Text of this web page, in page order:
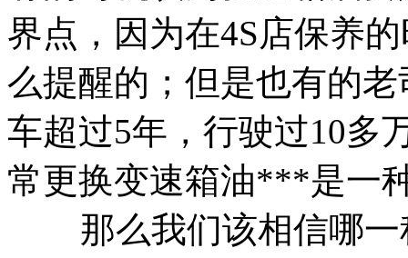
界点，因为在4S店保养
么提醒的；但是也有的
车超过5年，行驶过10多
常更换变速箱油***是一
那么我们该相信哪